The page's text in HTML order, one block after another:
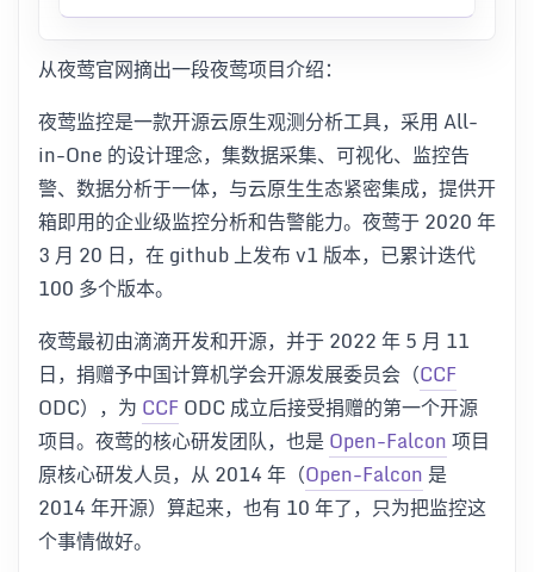
从夜莺官网摘出一段夜莺项目介绍：
夜莺监控是一款开源云原生观测分析工具，采用 All-
in-One 的设计理念，集数据采集、可视化、监控告
警、数据分析于一体，与云原生生态紧密集成，提供开
箱即用的企业级监控分析和告警能力。夜莺于 2020 年
3 月 20 日，在 github 上发布 v1 版本，已累计迭代
100 多个版本。
夜莺最初由滴滴开发和开源，并于 2022 年 5 月 11
日，捐赠予中国计算机学会开源发展委员会（CCF
ODC），为 CCF ODC 成立后接受捐赠的第一个开源
项目。夜莺的核心研发团队，也是Open-Falcon项目
原核心研发人员，从 2014 年（Open-Falcon是
2014 年开源）算起来，也有 10 年了，只为把监控这
个事情做好。